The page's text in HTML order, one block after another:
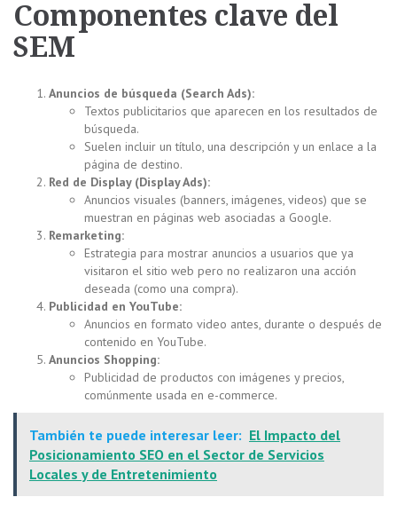
Componentes clave del
SEM
Anuncios de búsqueda (Search Ads):
Textos publicitarios que aparecen en los resultados de
búsqueda.
Suelen incluir un título, una descripción y un enlace a la
página de destino.
Red de Display (Display Ads):
Anuncios visuales (banners, imágenes, videos) que se
muestran en páginas web asociadas a Google.
Remarketing:
Estrategia para mostrar anuncios a usuarios que ya
visitaron el sitio web pero no realizaron una acción
deseada (como una compra).
Publicidad en YouTube:
Anuncios en formato video antes, durante o después de
contenido en YouTube.
Anuncios Shopping:
Publicidad de productos con imágenes y precios,
comúnmente usada en e-commerce.
También te puede interesar leer: El Impacto del
Posicionamiento SEO en el Sector de Servicios
Locales y de Entretenimiento